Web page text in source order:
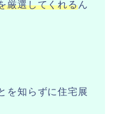
厳選してくれるん
を知らずに住宅展